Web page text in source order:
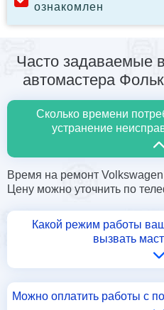
ознакомлен
Часто задаваемые
автомастера
Сколько времени
устранение
Время на ремонт Volkswagen
Цену можно уточнить по
Какой режим работы
вызвать
Можно оплатить работы с